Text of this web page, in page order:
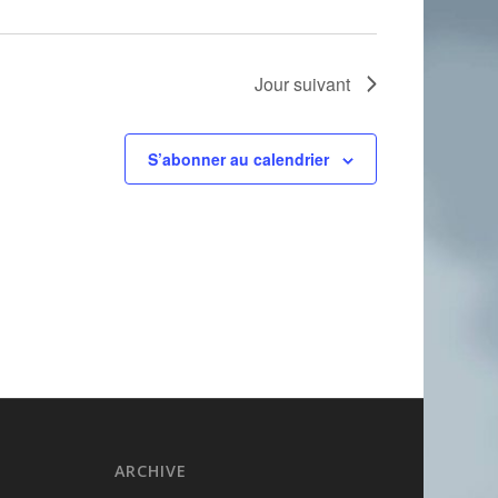
Jour suivant
S’abonner au calendrier
ARCHIVE